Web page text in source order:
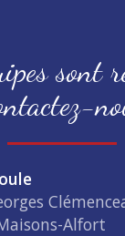
sont
Alfort